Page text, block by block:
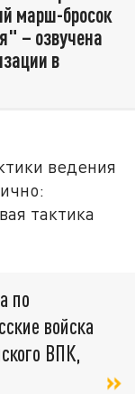
марш-бросок
– озвучена
в
ведения
тактика
по
войска
ВПК,